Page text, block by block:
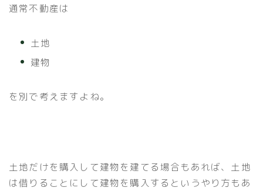
通常不動産は
土地
建物
を別で考えますよね。
土地だけを購入して建物を建てる場合もあれば、土地
は借りることにして建物を購入するというやり方もあ